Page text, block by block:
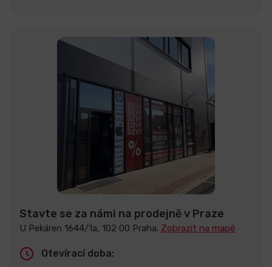
Stavte se za námi na prodejně v Praze
U Pekáren 1644/1a, 102 00 Praha. Zobrazit na mapě
Otevírací doba: